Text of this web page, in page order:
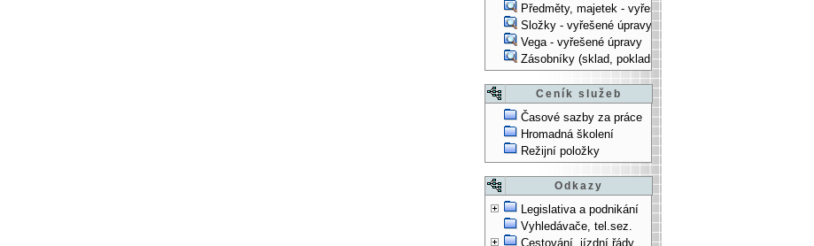
Předměty, majetek - vyřešené úpravy
Složky - vyřešené úpravy
Vega - vyřešené úpravy
Zásobníky (sklad, pokladna, bank. účet) - vyřešené
Ceník služeb
Časové sazby za práce
Hromadná školení
Režijní položky
Odkazy
Legislativa a podnikání
Vyhledávače, tel.sez.
Cestování, jízdní řády